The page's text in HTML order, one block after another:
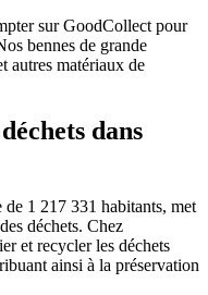
sur GoodCollect pour
bennes de grande
autres matériaux de
dans
1 217 331 habitants, met
déchets. Chez
et recycler les déchets
ainsi à la préservation